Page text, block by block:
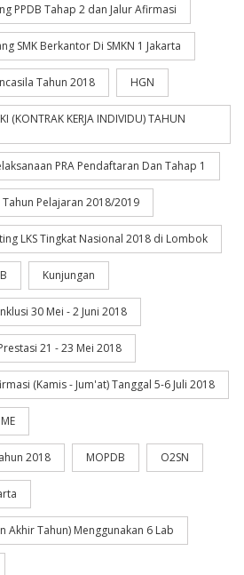
PPDB Tahap 2 dan Jalur Afirmasi
SMK Berkantor Di SMKN 1 Jakarta
Tahun 2018 HGN
(KONTRAK KERJA INDIVIDU) TAHUN
PRA Pendaftaran Dan Tahap 1
Tahun Pelajaran 2018/2019
LKS Tingkat Nasional 2018 di Lombok
Kunjungan
30 Mei - 2 Juni 2018
21 - 23 Mei 2018
(Kamis - Jum'at) Tanggal 5-6 Juli 2018
ME
2018 MOPDB O2SN
Akhir Tahun) Menggunakan 6 Lab